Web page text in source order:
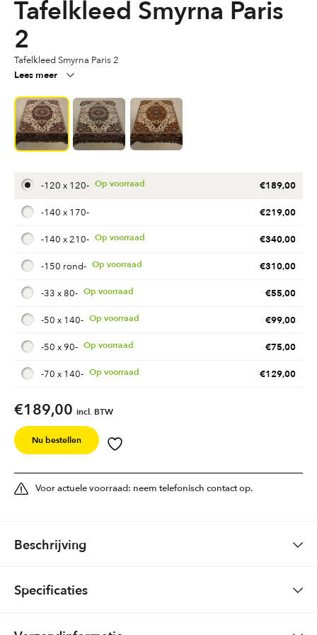
Tafelkleed Smyrna Paris
2
Tafelkleed Smyrna Paris 2
Lees meer
-120 x 120- €189,00
-140 x 170- €219,00
-140 x 210- €340,00
-150 rond- €310,00
-33 x 80- €55,00
-50 x 140- €99,00
-50 x 90- €75,00
-70 x 140- €129,00
€189,00 incl. BTW
Nu bestellen
Voor actuele voorraad: neem telefonisch contact op.
Beschrijving
Specificaties
120 x 120, 140 x 170, 140 x 210, 150 rond, 33 x 80, 50 x